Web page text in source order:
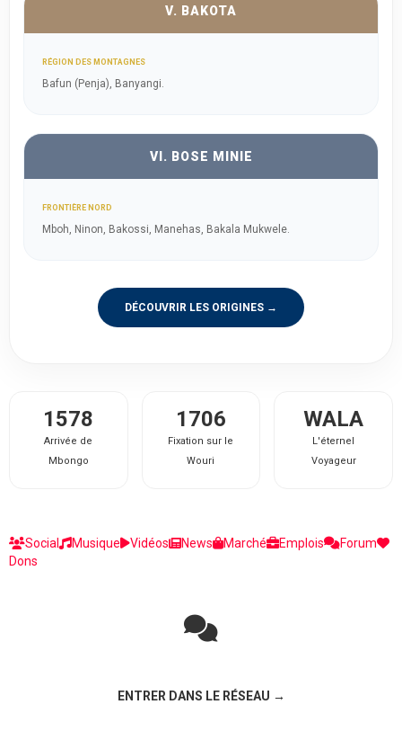
V. BAKOTA
RÉGION DES MONTAGNES
Bafun (Penja), Banyangi.
VI. BOSE MINIE
FRONTIÈRE NORD
Mboh, Ninon, Bakossi, Manehas, Bakala Mukwele.
DÉCOUVRIR LES ORIGINES →
1578
Arrivée de
Mbongo
1706
Fixation sur le
Wouri
WALA
L'éternel
Voyageur
Social Musique Vidéos News Marché Emplois
Forum
Dons
ENTRER DANS LE RÉSEAU →